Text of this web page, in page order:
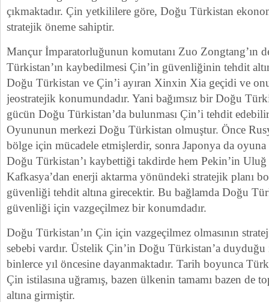
çıkmaktadır. Çin yetkililere göre, Doğu Türkistan
stratejik öneme sahiptir.
Mançur İmparatorluğunun komutanı Zuo Zongtang’ın
Türkistan’ın kaybedilmesi Çin’in güvenliğinin tehdit
Doğu Türkistan ve Çin’i ayıran Xinxin Xia geçidi ve
jeostratejik konumundadır. Yani bağımsız bir Doğu
gücün Doğu Türkistan’da bulunması Çin’i tehdit
Oyununun merkezi Doğu Türkistan olmuştur. Önce
bölge için mücadele etmişlerdir, sonra Japonya da
Doğu Türkistan’ı kaybettiği takdirde hem Pekin’in
Kafkasya’dan enerji aktarma yönündeki stratejik planı
güvenliği tehdit altına girecektir. Bu bağlamda Doğu
güvenliği için vazgeçilmez bir konumdadır.
Doğu Türkistan’ın Çin için vazgeçilmez olmasının
sebebi vardır. Üstelik Çin’in Doğu Türkistan’a
binlerce yıl öncesine dayanmaktadır. Tarih boyunca
Çin istilasına uğramış, bazen ülkenin tamamı bazen de
altına girmiştir.